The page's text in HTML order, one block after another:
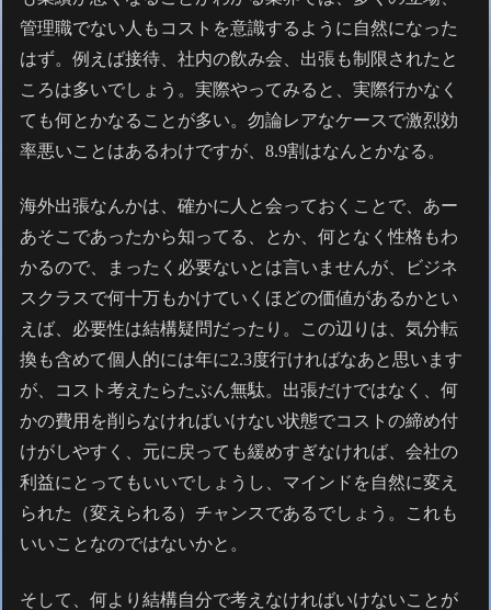
管理職でない人もコストを意識するように自然になった
はず。例えば接待、社内の飲み会、出張も制限されたと
ころは多いでしょう。実際やってみると、実際行かなく
ても何とかなることが多い。勿論レアなケースで激烈効
率悪いことはあるわけですが、8.9割はなんとかなる。
海外出張なんかは、確かに人と会っておくことで、あー
あそこであったから知ってる、とか、何となく性格もわ
かるので、まったく必要ないとは言いませんが、ビジネ
スクラスで何十万もかけていくほどの価値があるかとい
えば、必要性は結構疑問だったり。この辺りは、気分転
換も含めて個人的には年に2.3度行ければなあと思います
が、コスト考えたらたぶん無駄。出張だけではなく、何
かの費用を削らなければいけない状態でコストの締め付
けがしやすく、元に戻っても緩めすぎなければ、会社の
利益にとってもいいでしょうし、マインドを自然に変え
られた（変えられる）チャンスであるでしょう。これも
いいことなのではないかと。
そして、何より結構自分で考えなければいけないことが